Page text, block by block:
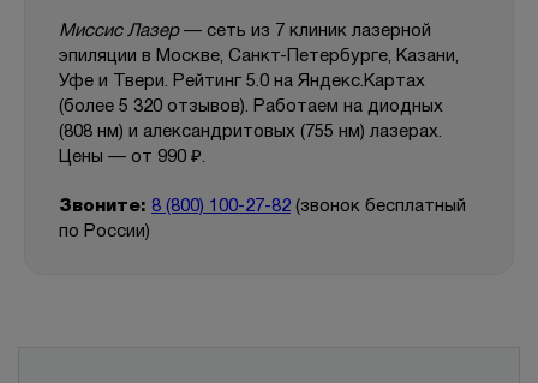
Миссис Лазер— сеть из 7 клиник лазерной
эпиляции в Москве, Санкт-Петербурге, Казани,
Уфе и Твери. Рейтинг 5.0 на Яндекс.Картах
(более 5 320 отзывов). Работаем на диодных
(808 нм) и александритовых (755 нм) лазерах.
Цены — от 990 ₽.
Звоните: 8 (800) 100-27-82 (звонок бесплатный
по России)